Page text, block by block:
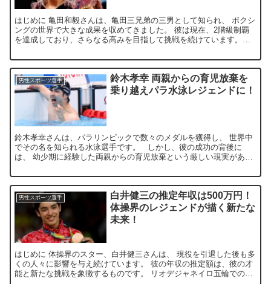
はじめに 亀田和毅さんは、亀田三兄弟の三男として知られ、 ボクシ
ングの世界で大きな成果を収めてきました。 彼は現在、2階級制覇
を達成しており、さらなる高みを目指して挑戦を続けています。
男性スポーツ選手
鈴木孝幸 両親からの育児放棄を
乗り越えパラ水泳レジェンドに！
鈴木孝幸さんは、パラリンピックで数々のメダルを獲得し、 世界中
でその名を知られる水泳選手です。 しかし、彼の成功の背後に
は、 幼少期に経験した両親からの育児放棄という厳しい現実があり
男性スポーツ選手
白井健三の推定年収は500万円！
体操界のレジェンドが描く新たな
未来！
はじめに 体操界のスター、白井健三さんは、 現役を引退した後も多
くの人々に影響を与え続けています。 彼の年収の推定額は、彼の才
能と新たな挑戦を象徴するものです。 リオデジャネイロ五輪での金